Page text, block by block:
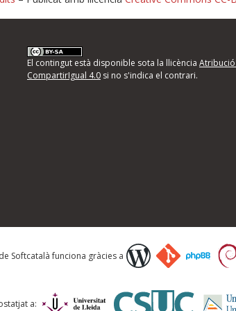
d'errors
següents i descriviu quina és la millora que
El contingut està disponible sota la llicència
CompartirIgual 4.0si no s'indica el contrari.
Softcatalà funciona gràcies a
a: